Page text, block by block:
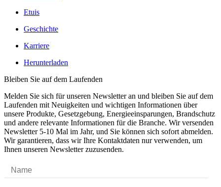
Etuis
Geschichte
Karriere
Herunterladen
Bleiben Sie auf dem Laufenden
Melden Sie sich für unseren Newsletter an und bleiben Sie auf dem
Laufenden mit Neuigkeiten und wichtigen Informationen über
unsere Produkte, Gesetzgebung, Energieeinsparungen, Brandschutz
und andere relevante Informationen für die Branche. Wir versenden
Newsletter 5-10 Mal im Jahr, und Sie können sich sofort abmelden.
Wir garantieren, dass wir Ihre Kontaktdaten nur verwenden, um
Ihnen unseren Newsletter zuzusenden.